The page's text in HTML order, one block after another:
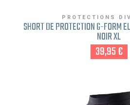
PROTECTIONS
SHORT DE PROTECTION G-FORM
NOIR XL
39,95 €